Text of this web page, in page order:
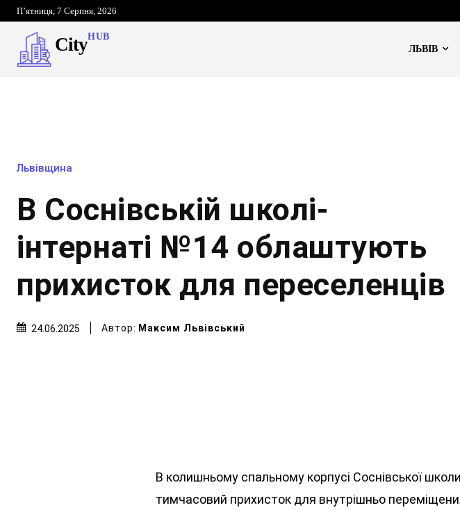
П’ятниця, 7 Серпня, 2026
CityHUB
ЛЬВІВ
Львівщина
В Соснівській школі-
інтернаті №14 облаштують
прихисток для переселенців
24.06.2025 Автор: Максим Львівський
В колишньому спальному корпусі Соснівської
тимчасовий прихисток для внутрішньо